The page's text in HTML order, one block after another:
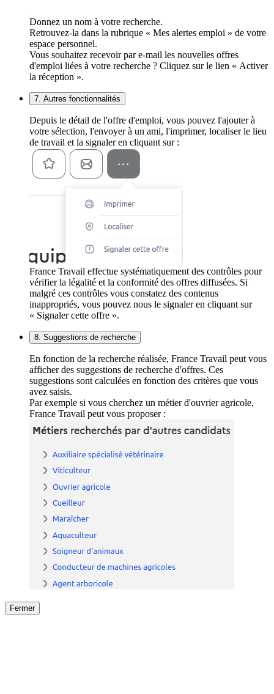
Donnez un nom à votre recherche.
Retrouvez-la dans la rubrique « Mes alertes emploi » de votre
espace personnel.
Vous souhaitez recevoir par e-mail les nouvelles offres
d'emploi liées à votre recherche ? Cliquez sur le lien « Activer
la réception ».
7. Autres fonctionnalités
Depuis le détail de l'offre d'emploi, vous pouvez l'ajouter à
votre sélection, l'envoyer à un ami, l'imprimer, localiser le lieu
de travail et la signaler en cliquant sur :
France Travail effectue systématiquement des contrôles pour
vérifier la légalité et la conformité des offres diffusées. Si
malgré ces contrôles vous constatez des contenus
inappropriés, vous pouvez nous le signaler en cliquant sur
« Signaler cette offre ».
8. Suggestions de recherche
En fonction de la recherche réalisée, France Travail peut vous
afficher des suggestions de recherche d'offres. Ces
suggestions sont calculées en fonction des critères que vous
avez saisis.
Par exemple si vous cherchez un métier d'ouvrier agricole,
France Travail peut vous proposer :
Fermer